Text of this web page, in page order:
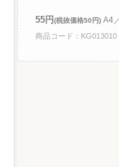
55円(税抜価格50円) A4
商品コード：KG013010